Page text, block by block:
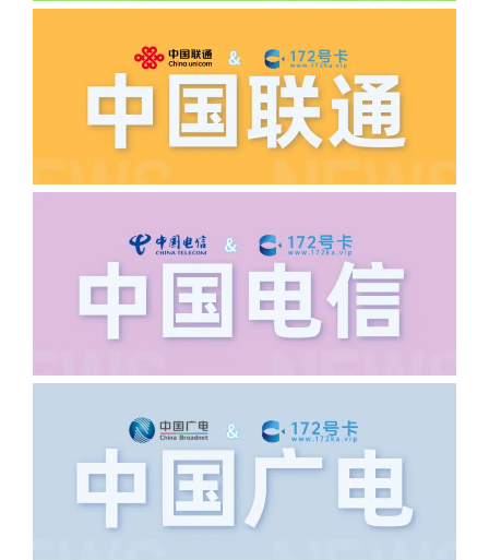
加活动充值，其次是否状态是否一直保持
如以上都正常就联系平台客服单独查询。
·6.领卡时详细地址怎么写容易通过审核?
答:不要低于6个字。详细地址不要写带有
浦东新区北京路33号，这样的地址就会
导致订单失败，因为在系统审核看来你在
上海怎么又写了个北京，不知道你在哪
里，所以直接订单失败。